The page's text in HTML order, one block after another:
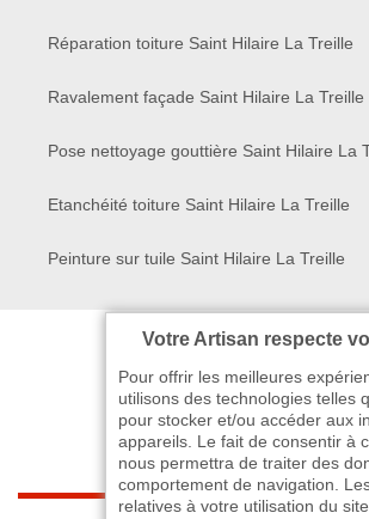
Réparation toiture Saint Hilaire La Treille
Ravalement façade Saint Hilaire La Treille
Pose nettoyage gouttière Saint Hilaire La
Etanchéité toiture Saint Hilaire La Treille
Peinture sur tuile Saint Hilaire La Treille
Votre Artisan respecte
Pour offrir les meilleures
utilisons des technologies telles
pour stocker et/ou accéder aux
appareils. Le fait de consentir à
nous permettra de traiter des
comportement de navigation.
relatives à votre utilisation du